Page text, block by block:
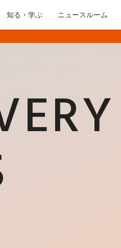
知る・学ぶ ニュースルーム